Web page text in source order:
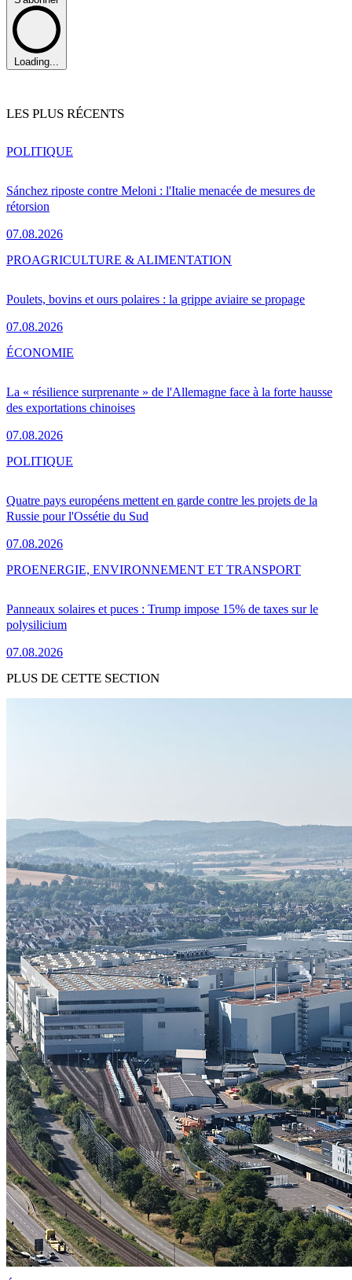
Loading...
LES PLUS RÉCENTS
Sánchez riposte contre Meloni : l'Italie menacée de mesures de
rétorsion
07.08.2026
POLITIQUE
Poulets, bovins et ours polaires : la grippe aviaire se propage
07.08.2026
PROAGRICULTURE & ALIMENTATION
La « résilience surprenante » de l'Allemagne face à la forte hausse
des exportations chinoises
07.08.2026
ÉCONOMIE
Quatre pays européens mettent en garde contre les projets de la
Russie pour l'Ossétie du Sud
07.08.2026
POLITIQUE
Panneaux solaires et puces : Trump impose 15% de taxes sur le
polysilicium
07.08.2026
PROENERGIE, ENVIRONNEMENT ET TRANSPORT
PLUS DE CETTE SECTION